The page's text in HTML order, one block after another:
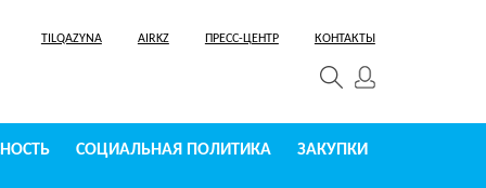
TILQAZYNA AIRKZ ПРЕСС-ЦЕНТР КОНТАКТЫ
СОЦИАЛЬНАЯ ПОЛИТИКА ЗАКУПКИ